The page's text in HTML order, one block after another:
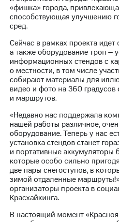
"МТС"
Собрания
акционеров
кабинет
акционера
Акционерный
капитал
Контроль
и
аудит
Рынок
акций
Описание
Программа
приобретения
Порядок
выкупа
акций
Дивиденды
Рынок
«фишка» города,
способствующая улучшению
сред.
Сейчас в рамках проекта
а также оборудование троп ‒
информационных стендов с
о местности, в том числе
собирают материалы для
видео и фото на 360
и маршрутов.
«Недавно нас поддержала
нашей работы различное,
оборудование. Теперь у нас
установка стендов станет
и портативные аккумуляторы
которые особо сильно
две пары снегоступов, в
зимой отдаленные
организаторы проекта в
Красхайкинга.
В настоящий момент